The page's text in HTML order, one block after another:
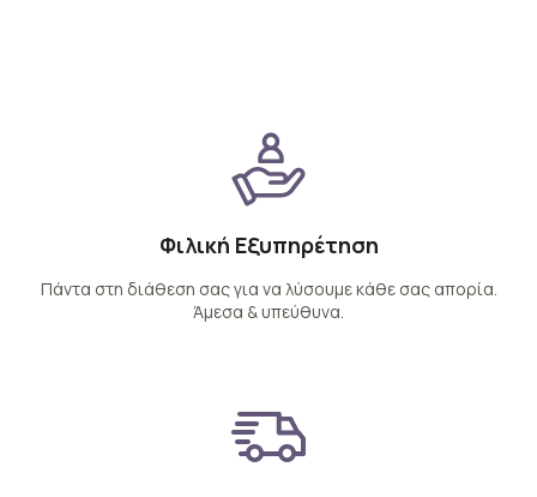
Φιλική Εξυπηρέτηση
Πάντα στη διάθεση σας για να λύσουμε κάθε σας απορία.
Άμεσα & υπεύθυνα.